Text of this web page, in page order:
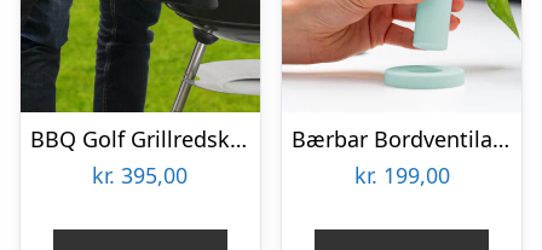
BBQ Golf Grillredskab
kr. 395,00
Bærbar Bordventilator – Vooni
kr. 199,00